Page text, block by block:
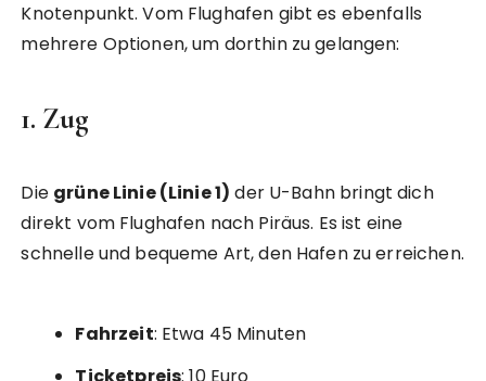
Knotenpunkt. Vom Flughafen gibt es ebenfalls
mehrere Optionen, um dorthin zu gelangen:
1. Zug
Die grüne Linie (Linie 1) der U-Bahn bringt dich
direkt vom Flughafen nach Piräus. Es ist eine
schnelle und bequeme Art, den Hafen zu erreichen.
Fahrzeit: Etwa 45 Minuten